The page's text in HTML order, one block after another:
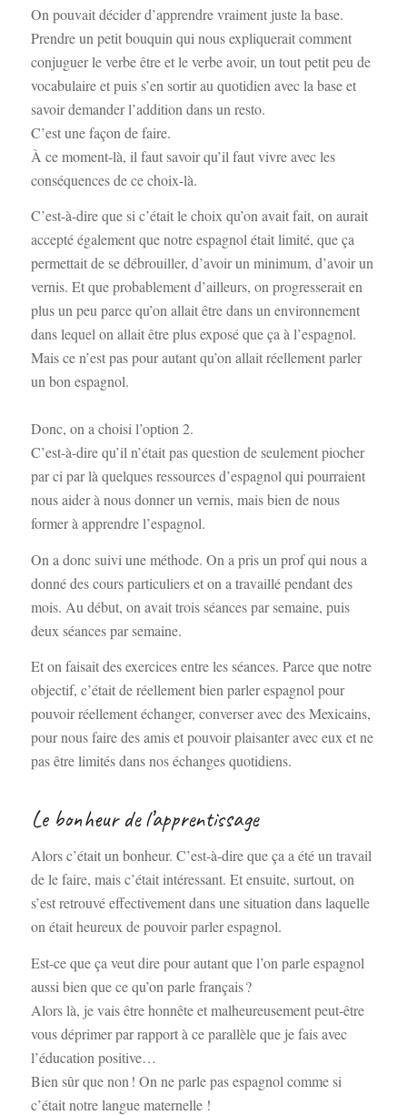
On pouvait décider d’apprendre vraiment juste la base.
Prendre un petit bouquin qui nous expliquerait comment
conjuguer le verbe être et le verbe avoir, un tout petit peu de
vocabulaire et puis s’en sortir au quotidien avec la base et
savoir demander l’addition dans un resto.
C’est une façon de faire.
À ce moment-là, il faut savoir qu’il faut vivre avec les
conséquences de ce choix-là.
C’est-à-dire que si c’était le choix qu’on avait fait, on aurait
accepté également que notre espagnol était limité, que ça
permettait de se débrouiller, d’avoir un minimum, d’avoir un
vernis. Et que probablement d’ailleurs, on progresserait en
plus un peu parce qu’on allait être dans un environnement
dans lequel on allait être plus exposé que ça à l’espagnol.
Mais ce n’est pas pour autant qu’on allait réellement parler
un bon espagnol.
Donc, on a choisi l’option 2.
C’est-à-dire qu’il n’était pas question de seulement piocher
par ci par là quelques ressources d’espagnol qui pourraient
nous aider à nous donner un vernis, mais bien de nous
former à apprendre l’espagnol.
On a donc suivi une méthode. On a pris un prof qui nous a
donné des cours particuliers et on a travaillé pendant des
mois. Au début, on avait trois séances par semaine, puis
deux séances par semaine.
Et on faisait des exercices entre les séances. Parce que notre
objectif, c’était de réellement bien parler espagnol pour
pouvoir réellement échanger, converser avec des Mexicains,
pour nous faire des amis et pouvoir plaisanter avec eux et ne
pas être limités dans nos échanges quotidiens.
Le bonheur de l’apprentissage
Alors c’était un bonheur. C’est-à-dire que ça a été un travail
de le faire, mais c’était intéressant. Et ensuite, surtout, on
s’est retrouvé effectivement dans une situation dans laquelle
on était heureux de pouvoir parler espagnol.
Est-ce que ça veut dire pour autant que l’on parle espagnol
aussi bien que ce qu’on parle français ?
Alors là, je vais être honnête et malheureusement peut-être
vous déprimer par rapport à ce parallèle que je fais avec
l’éducation positive…
Bien sûr que non ! On ne parle pas espagnol comme si
c’était notre langue maternelle !